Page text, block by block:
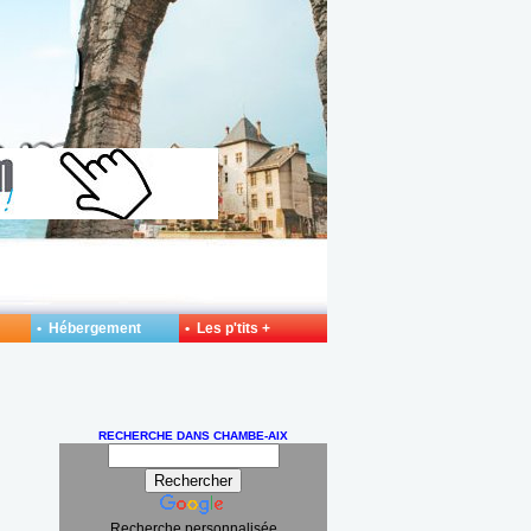
RECHERCHE DANS CHAMBE-AIX
• Hébergement • Les p'tits +